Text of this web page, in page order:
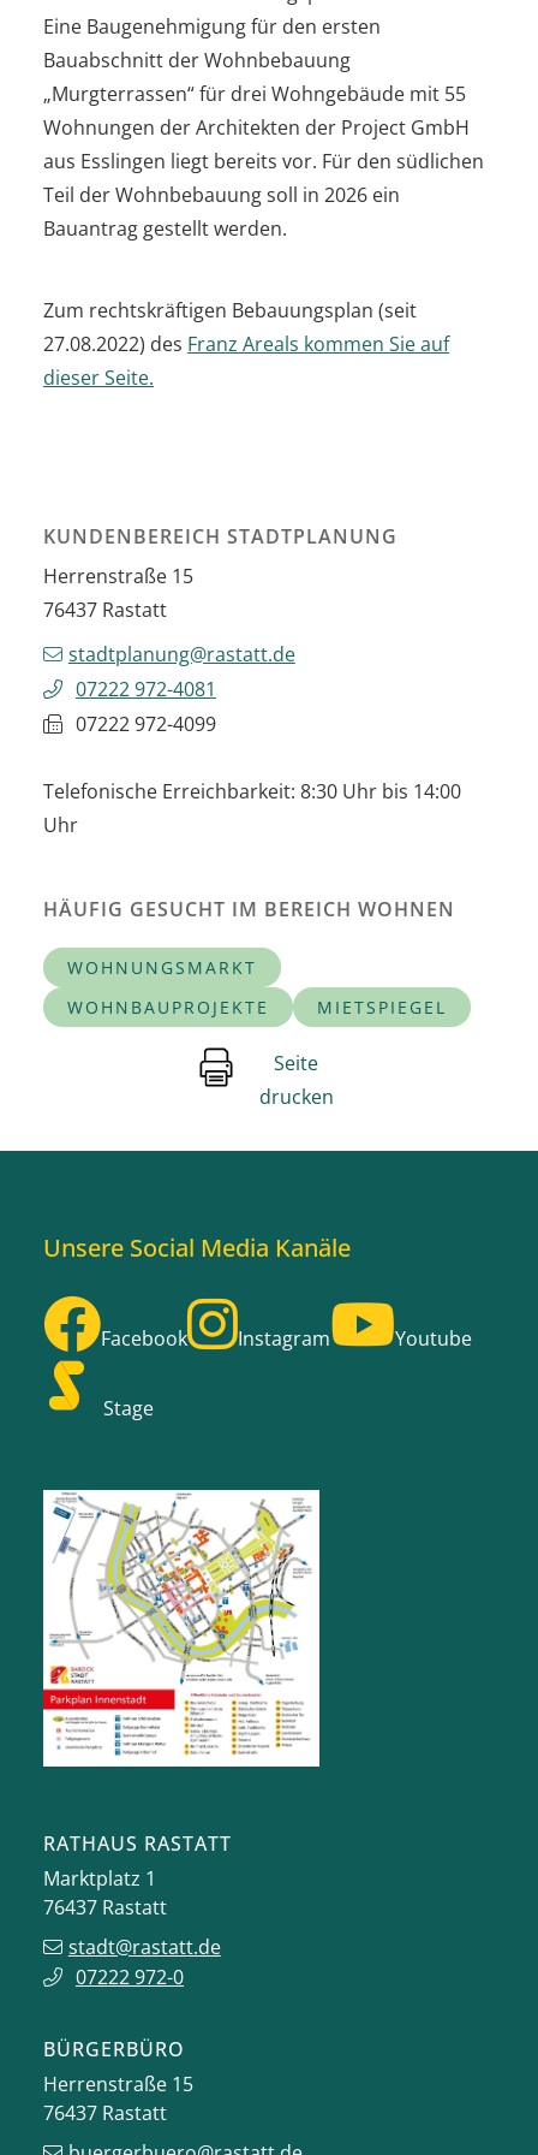
Eine Baugenehmigung für den ersten
Bauabschnitt der Wohnbebauung
„Murgterrassen“ für drei Wohngebäude mit 55
Wohnungen der Architekten der Project GmbH
aus Esslingen liegt bereits vor. Für den südlichen
Teil der Wohnbebauung soll in 2026 ein
Bauantrag gestellt werden.
Zum rechtskräftigen Bebauungsplan (seit
27.08.2022) des Franz Areals kommen Sie auf
dieser Seite.
KUNDENBEREICH STADTPLANUNG
Herrenstraße 15
76437 Rastatt
stadtplanung@rastatt.de
07222 972-4081
07222 972-4099
Telefonische Erreichbarkeit: 8:30 Uhr bis 14:00
Uhr
HÄUFIG GESUCHT IM BEREICH WOHNEN
WOHNUNGSMARKT
WOHNBAUPROJEKTE
MIETSPIEGEL
Seite
drucken
Unsere Social Media Kanäle
Facebook Instagram Youtube
Stage
RATHAUS RASTATT
Marktplatz 1
76437 Rastatt
stadt@rastatt.de
07222 972-0
BÜRGERBÜRO
Herrenstraße 15
76437 Rastatt